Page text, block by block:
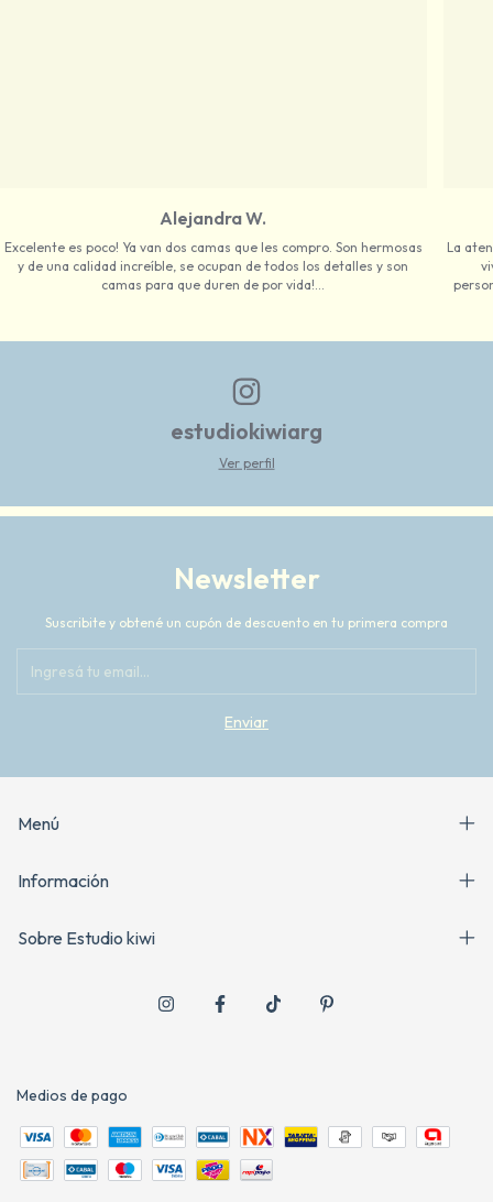
Alejandra W.
Excelente es poco! Ya van dos camas que les compro. Son hermosas
y de una calidad increíble, se ocupan de todos los detalles y son
camas para que duren de por vida!...
La
estudiokiwiarg
Ver perfil
Newsletter
Suscribite y obtené un cupón de descuento en tu primera compra
Menú
Información
Sobre Estudio kiwi
Medios de pago